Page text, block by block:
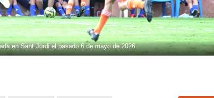
en Sant Jordi el pasado 6 de mayo de 2026.